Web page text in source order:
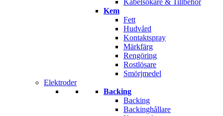
Kabelsökare & Tillbehör
Kem
Fett
Hudvård
Kontaktspray
Märkfärg
Rengöring
Rostlösare
Smörjmedel
Elektroder
Backing
Backing
Backinghållare